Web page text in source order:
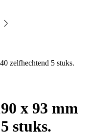
zelfhechtend 5 stuks.
x 93 mm
stuks.